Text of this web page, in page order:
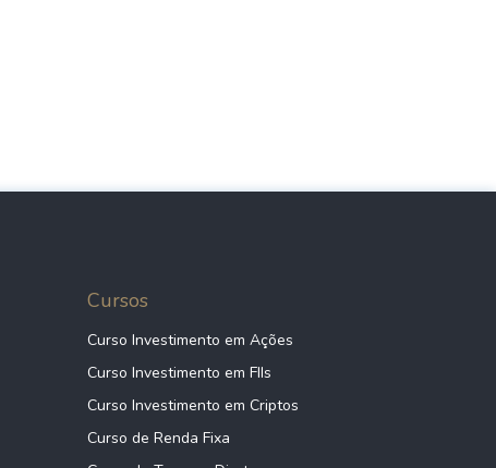
Cursos
Curso Investimento em Ações
Curso Investimento em FIIs
Curso Investimento em Criptos
Curso de Renda Fixa